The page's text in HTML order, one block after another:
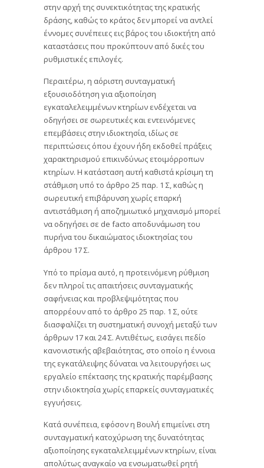
στην αρχή της συνεκτικότητας της κρατικής
δράσης, καθώς το κράτος δεν μπορεί να αντλεί
έννομες συνέπειες εις βάρος του ιδιοκτήτη από
καταστάσεις που προκύπτουν από δικές του
ρυθμιστικές επιλογές.
Περαιτέρω, η αόριστη συνταγματική
εξουσιοδότηση για αξιοποίηση
εγκαταλελειμμένων κτηρίων ενδέχεται να
οδηγήσει σε σωρευτικές και εντεινόμενες
επεμβάσεις στην ιδιοκτησία, ιδίως σε
περιπτώσεις όπου έχουν ήδη εκδοθεί πράξεις
χαρακτηρισμού επικινδύνως ετοιμόρροπων
κτηρίων. Η κατάσταση αυτή καθιστά κρίσιμη τη
στάθμιση υπό το άρθρο 25 παρ. 1 Σ, καθώς η
σωρευτική επιβάρυνση χωρίς επαρκή
αντιστάθμιση ή αποζημιωτικό μηχανισμό μπορεί
να οδηγήσει σε de facto αποδυνάμωση του
πυρήνα του δικαιώματος ιδιοκτησίας του
άρθρου 17 Σ.
Υπό το πρίσμα αυτό, η προτεινόμενη ρύθμιση
δεν πληροί τις απαιτήσεις συνταγματικής
σαφήνειας και προβλεψιμότητας που
απορρέουν από το άρθρο 25 παρ. 1 Σ, ούτε
διασφαλίζει τη συστηματική συνοχή μεταξύ των
άρθρων 17 και 24 Σ. Αντιθέτως, εισάγει πεδίο
κανονιστικής αβεβαιότητας, στο οποίο η έννοια
της εγκατάλειψης δύναται να λειτουργήσει ως
εργαλείο επέκτασης της κρατικής παρέμβασης
στην ιδιοκτησία χωρίς επαρκείς συνταγματικές
εγγυήσεις.
Κατά συνέπεια, εφόσον η Βουλή επιμείνει στη
συνταγματική κατοχύρωση της δυνατότητας
αξιοποίησης εγκαταλελειμμένων κτηρίων, είναι
απολύτως αναγκαίο να ενσωματωθεί ρητή